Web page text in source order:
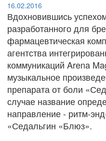
16.02.2016
Вдохновившись
разработанного для
фармацевтическая
агентства
коммуникаций Arena
музыкальное
препарата от боли
случае название
направление - ритм-
«Седальгин «Блюз».